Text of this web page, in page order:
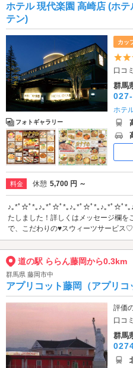
ホテル 現代楽園 高崎店 (ホ
テン)
フォトギャラリー
カッ
口コ
群馬
ホテ
料金 休憩 5,700 円 ～
♪｡*ﾟ☆ﾟ*｡♪｡*ﾟ☆ﾟ*｡♪｡*ﾟ☆ﾟ*｡♪｡*ﾟ☆ﾟ*｡
たしました！詳しくはメッセージ欄を
で、こだわりの♥スウィーツサービス
道の駅 ららん藤岡から0.3km
群馬県 藤岡市中
アプリコット藤岡（アプリコ
評価
口コ
群馬